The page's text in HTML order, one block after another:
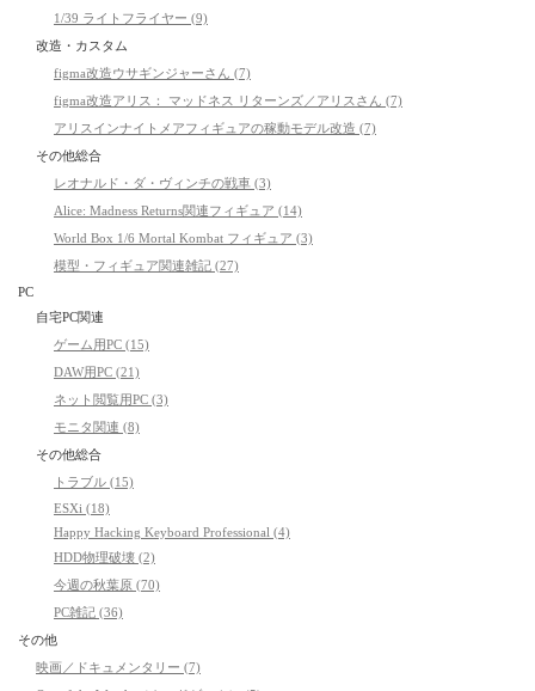
1/39 ライトフライヤー (9)
改造・カスタム
figma改造ウサギンジャーさん (7)
figma改造アリス： マッドネス リターンズ／アリスさん (7)
アリスインナイトメアフィギュアの稼動モデル改造 (7)
その他総合
レオナルド・ダ・ヴィンチの戦車 (3)
Alice: Madness Returns関連フィギュア (14)
World Box 1/6 Mortal Kombat フィギュア (3)
模型・フィギュア関連雑記 (27)
PC
自宅PC関連
ゲーム用PC (15)
DAW用PC (21)
ネット閲覧用PC (3)
モニタ関連 (8)
その他総合
トラブル (15)
ESXi (18)
Happy Hacking Keyboard Professional (4)
HDD物理破壊 (2)
今週の秋葉原 (70)
PC雑記 (36)
その他
映画／ドキュメンタリー (7)